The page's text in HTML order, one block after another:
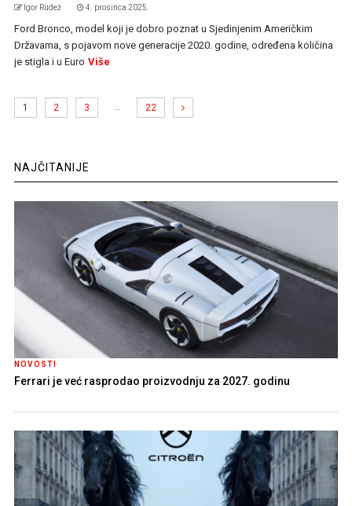
Igor Rudež 4. prosinca 2025.
Ford Bronco, model koji je dobro poznat u Sjedinjenim Američkim
Državama, s pojavom nove generacije 2020. godine, određena količina
je stigla i u Euro Više
1 2 3 … 22
NAJČITANIJE
NOVOSTI
Ferrari je već rasprodao proizvodnju za 2027. godinu